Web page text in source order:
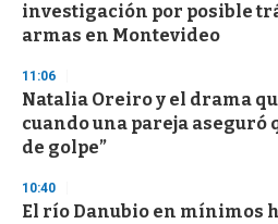
investigación por posible
armas en Montevideo
11:06
Natalia Oreiro y el drama
cuando una pareja aseguró
de golpe”
10:40
El río Danubio en mínimos